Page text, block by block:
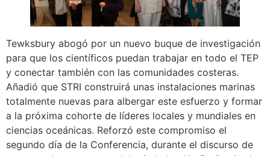
Tewksbury abogó por un nuevo buque de investigación
para que los científicos puedan trabajar en todo el TEP
y conectar también con las comunidades costeras.
Añadió que STRI construirá unas instalaciones marinas
totalmente nuevas para albergar este esfuerzo y formar
a la próxima cohorte de líderes locales y mundiales en
ciencias oceánicas. Reforzó este compromiso el
segundo día de la Conferencia, durante el discurso de